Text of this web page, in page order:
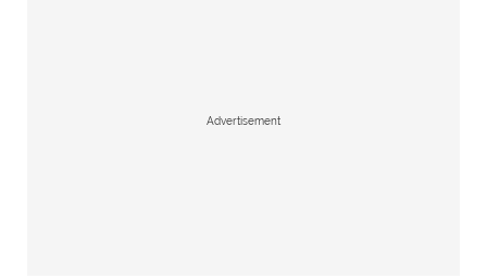
Advertisement